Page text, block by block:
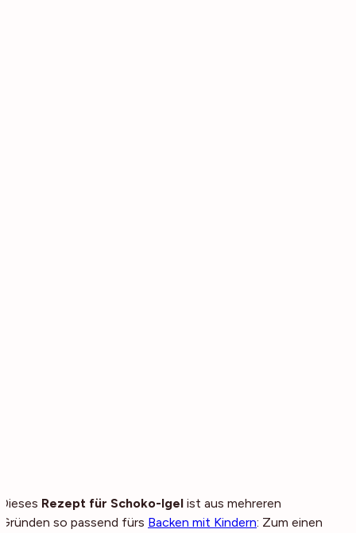
Dieses Rezept für Schoko-Igel ist aus mehreren
Gründen so passend fürs Backen mit Kindern: Zum einen